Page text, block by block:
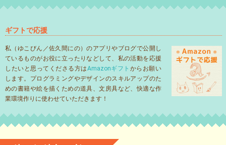
ギフトで応援
私（ゆこびん／佐久間にの）のアプリやブログで公開し
ているものがお役に立ったりなどして、私の活動を応援
したいと思ってくださる方はAmazonギフト からお願い
します。プログラミングやデザインのスキルアップのた
めの書籍や絵を描くための道具、文房具など、快適な作
業環境作りに使わせていただきます！